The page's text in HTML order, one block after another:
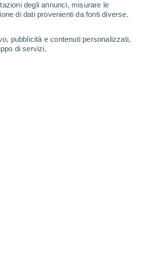
degli annunci, misurare le
di dati provenienti da fonti diverse,
pubblicità e contenuti personalizzati,
di servizi.